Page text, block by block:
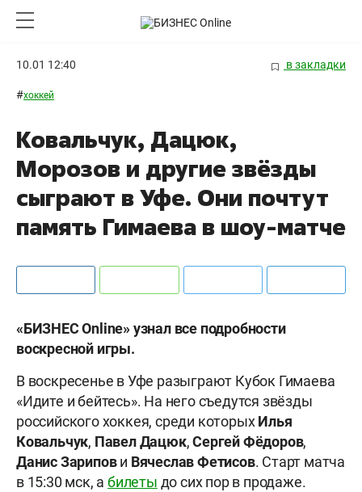
10.01 12:40 в закладки
#хоккей
Ковальчук, Дацюк,
Морозов и другие звёзды
сыграют в Уфе. Они почтут
память Гимаева в шоу-матче
«БИЗНЕС Online» узнал все подробности
воскресной игры.
В воскресенье в Уфе разыграют Кубок Гимаева
«Идите и бейтесь». На него съедутся звёзды
российского хоккея, среди которыхИлья
Ковальчук, Павел Дацюк,Сергей Фёдоров,
Данис Зарипови Вячеслав Фетисов. Старт матча
в 15:30 мск, абилеты до сих пор в продаже.